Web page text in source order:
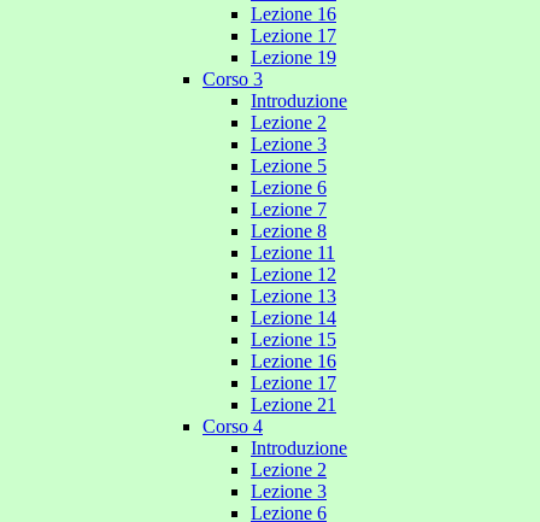
Lezione 16
Lezione 17
Lezione 19
Corso 3
Introduzione
Lezione 2
Lezione 3
Lezione 5
Lezione 6
Lezione 7
Lezione 8
Lezione 11
Lezione 12
Lezione 13
Lezione 14
Lezione 15
Lezione 16
Lezione 17
Lezione 21
Corso 4
Introduzione
Lezione 2
Lezione 3
Lezione 6